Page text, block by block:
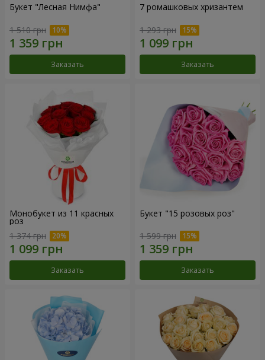
Букет "Лесная Нимфа"
1 510 грн
Заказать
7 ромашковых хризантем
1 293 грн
Заказать
Монобукет из 11 красных
роз
1 374 грн
Заказать
Букет "15 розовых роз"
1 599 грн
Заказать